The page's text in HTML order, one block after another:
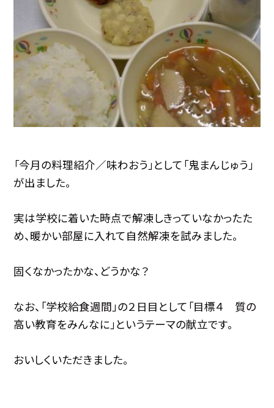
「今月の料理紹介／味わおう」として「鬼まんじゅう」
が出ました。
実は学校に着いた時点で解凍しきっていなかったた
め、暖かい部屋に入れて自然解凍を試みました。
固くなかったかな、どうかな？
なお、「学校給食週間」の２日目として「目標４ 質の
高い教育をみんなに」というテーマの献立です。
おいしくいただきました。